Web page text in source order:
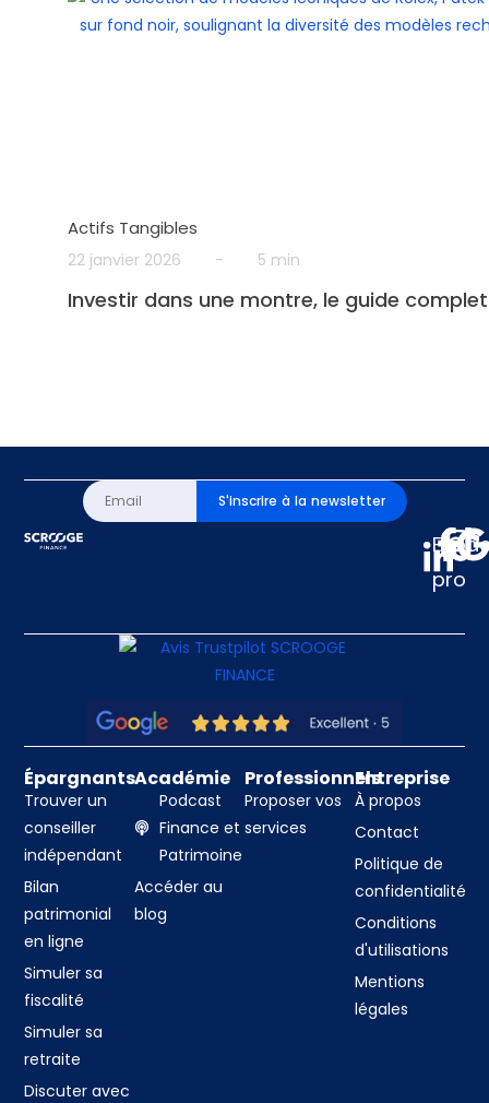
Actifs Tangibles
22 janvier 2026 - 5 min
Investir dans une montre, le guide complet
S'inscrire à la newsletter
pro
Épargnants
Trouver un
conseiller
indépendant
Bilan
patrimonial
en ligne
Simuler sa
fiscalité
Simuler sa
retraite
Discuter avec
Académie
Podcast
Finance et
Patrimoine
Accéder au
blog
Professionnels
Proposer vos
services
Entreprise
À propos
Contact
Politique de
confidentialité
Conditions
d'utilisations
Mentions
légales